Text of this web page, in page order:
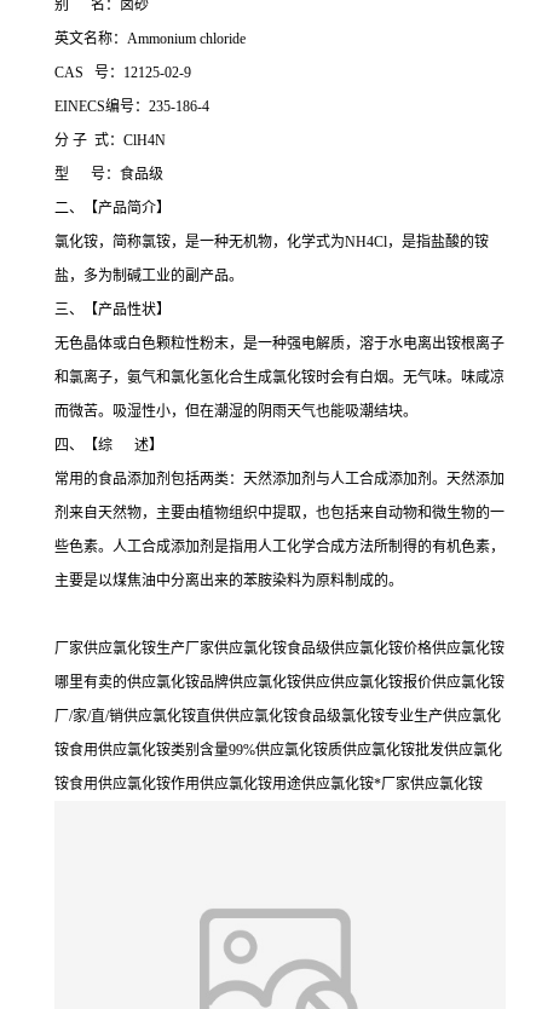
别 名：卤砂
英文名称：Ammonium chloride
CAS 号：12125-02-9
EINECS编号：235-186-4
分 子 式：ClH4N
型 号：食品级
二、【产品简介】
氯化铵，简称氯铵，是一种无机物，化学式为NH4Cl，是指盐酸的铵
盐，多为制碱工业的副产品。
三、【产品性状】
无色晶体或白色颗粒性粉末，是一种强电解质，溶于水电离出铵根离子
和氯离子，氨气和氯化氢化合生成氯化铵时会有白烟。无气味。味咸凉
而微苦。吸湿性小，但在潮湿的阴雨天气也能吸潮结块。
四、【综 述】
常用的食品添加剂包括两类：天然添加剂与人工合成添加剂。天然添加
剂来自天然物，主要由植物组织中提取，也包括来自动物和微生物的一
些色素。人工合成添加剂是指用人工化学合成方法所制得的有机色素，
主要是以煤焦油中分离出来的苯胺染料为原料制成的。
厂家供应氯化铵生产厂家供应氯化铵食品级供应氯化铵价格供应氯化铵
哪里有卖的供应氯化铵品牌供应氯化铵供应供应氯化铵报价供应氯化铵
厂/家/直/销供应氯化铵直供供应氯化铵食品级氯化铵专业生产供应氯化
铵食用供应氯化铵类别含量99%供应氯化铵质供应氯化铵批发供应氯化
铵食用供应氯化铵作用供应氯化铵用途供应氯化铵*厂家供应氯化铵